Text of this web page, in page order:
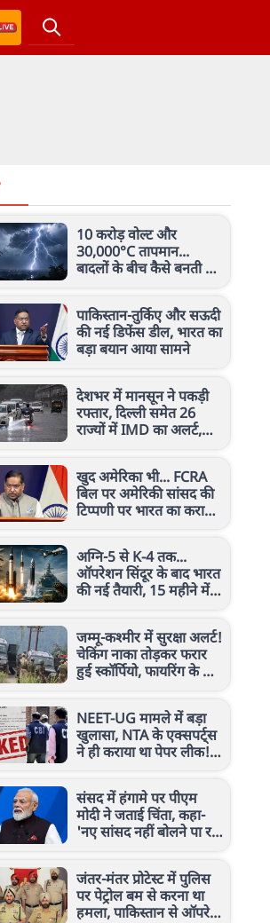
10 करोड़ वोल्ट और
30,000°C तापमान...
बादलों के बीच कैसे बनती है
कितना खतरनाक
पाकिस्तान-तुर्किए और सऊदी
की नई डिफेंस डील, भारत का
बड़ा बयान आया सामने
देशभर में मानसून ने पकड़ी
रफ्तार, दिल्ली समेत 26
राज्यों में IMD का अलर्ट,
खुद अमेरिका भी... FCRA
बिल पर अमेरिकी सांसद की
टिप्पणी पर भारत का करारा
अग्नि-5 से K-4 तक...
ऑपरेशन सिंदूर के बाद भारत
की नई तैयारी, 15 महीने में
जम्मू-कश्मीर में सुरक्षा अलर्ट!
चेकिंग नाका तोड़कर फरार
हुई स्कॉर्पियो, फायरिंग के बाद
NEET-UG मामले में बड़ा
खुलासा, NTA के एक्सपर्ट्स
ने ही कराया था पेपर लीक!
संसद में हंगामे पर पीएम
मोदी ने जताई चिंता, कहा-
'नए सांसद नहीं बोलने पा रहे,
जंतर-मंतर प्रोटेस्ट में पुलिस
पर पेट्रोल बम से करना था
हमला, पाकिस्तान से ऑपरेट